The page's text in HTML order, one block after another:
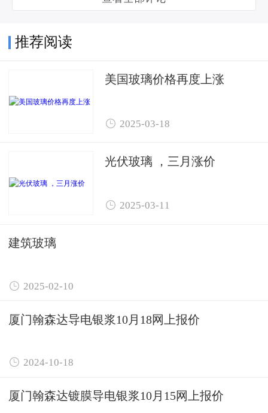
推荐阅读
美国玻璃价格再度上涨
 2025-03-18
光伏玻璃 ，三月涨价
 2025-03-11
建筑玻璃
 2025-02-10
厦门翰森达导电银浆10月18网上报价
 2024-10-18
厦门翰森达镀膜导电银浆10月15网上报价